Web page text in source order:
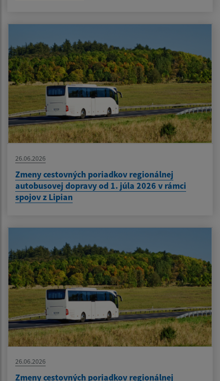
26.06.2026
Zmeny cestovných poriadkov regionálnej
autobusovej dopravy od 1. júla 2026 v rámci
spojov z Lipian
26.06.2026
Zmeny cestovných poriadkov regionálnej